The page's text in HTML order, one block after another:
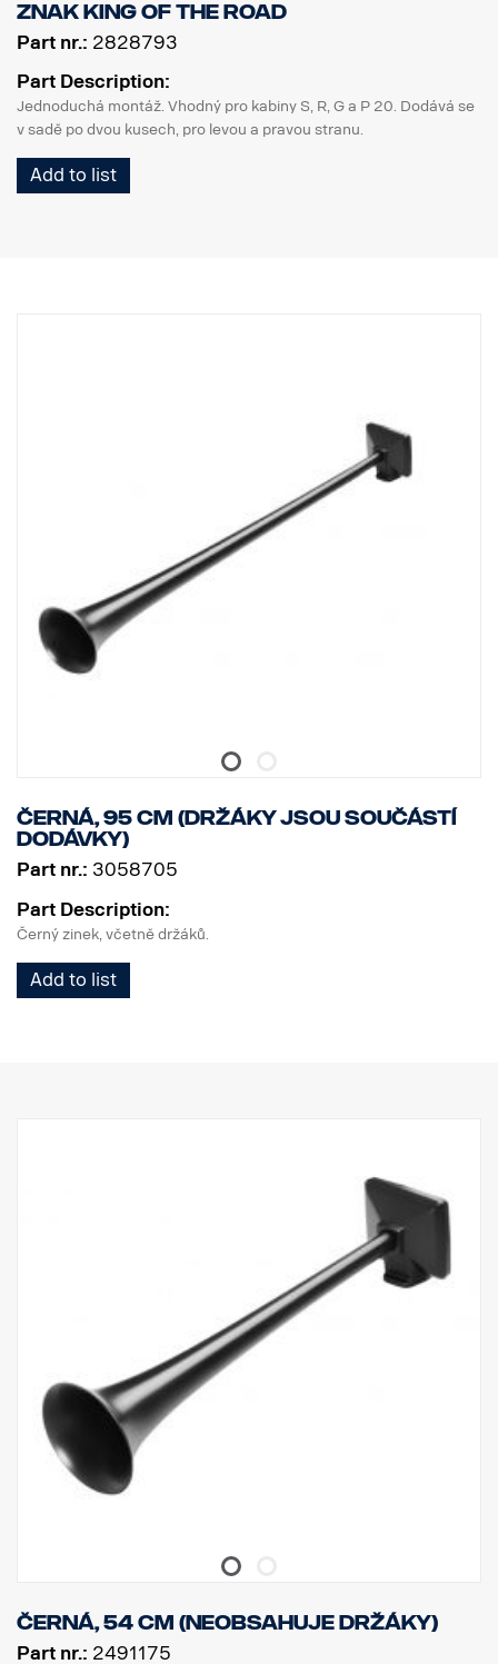
znak King of the Road
Part nr.: 2828793
Part Description:
Jednoduchá montáž. Vhodný pro kabiny S, R, G a P 20. Dodává se
v sadě po dvou kusech, pro levou a pravou stranu.
Add to list
Černá, 95 cm (držáky jsou součástí
dodávky)
Part nr.: 3058705
Part Description:
Černý zinek, včetně držáků.
Add to list
Černá, 54 cm (neobsahuje držáky)
Part nr.: 2491175